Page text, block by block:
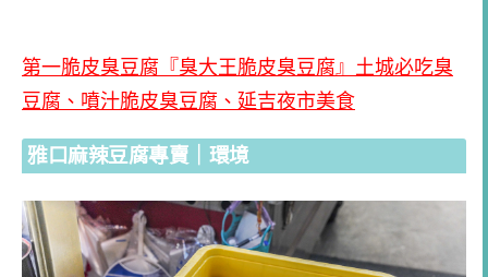
第一脆皮臭豆腐『臭大王脆皮臭豆腐』土城必吃臭
豆腐、噴汁脆皮臭豆腐、延吉夜市美食
雅口麻辣豆腐專賣｜環境